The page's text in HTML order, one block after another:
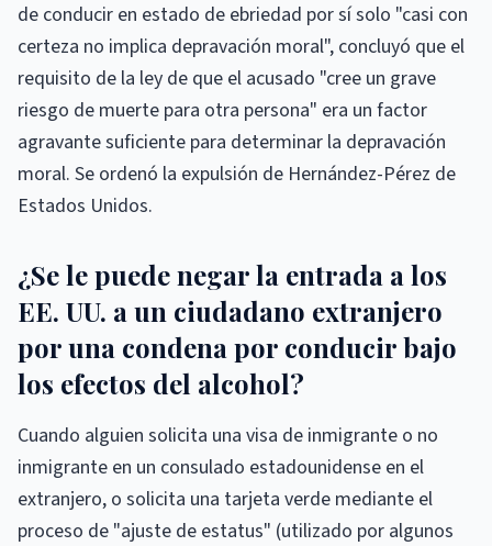
de conducir en estado de ebriedad por sí solo "casi con
certeza no implica depravación moral", concluyó que el
requisito de la ley de que el acusado "cree un grave
riesgo de muerte para otra persona" era un factor
agravante suficiente para determinar la depravación
moral. Se ordenó la expulsión de Hernández-Pérez de
Estados Unidos.
¿Se le puede negar la entrada a los
EE. UU. a un ciudadano extranjero
por una condena por conducir bajo
los efectos del alcohol?
Cuando alguien solicita una visa de inmigrante o no
inmigrante en un consulado estadounidense en el
extranjero, o solicita una tarjeta verde mediante el
proceso de "ajuste de estatus" (utilizado por algunos